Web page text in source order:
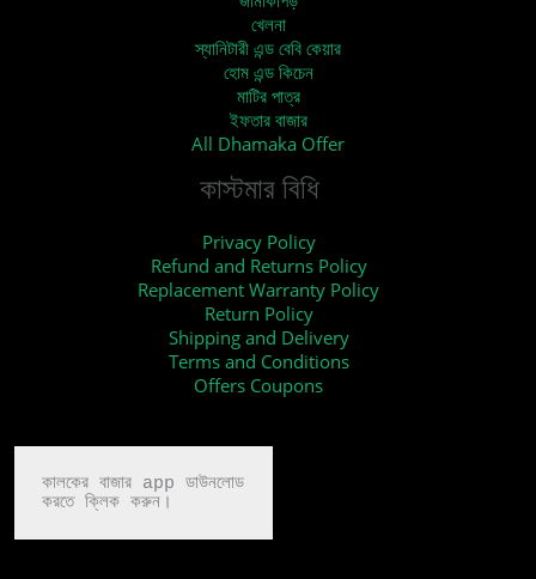
খেলনা
স্যানিটারী এন্ড বেবি কেয়ার
হোম এন্ড কিচেন
মাটির পাত্র
ইফতার বাজার
All Dhamaka Offer
কাস্টমার বিধি
Privacy Policy
Refund and Returns Policy
Replacement Warranty Policy
Return Policy
Shipping and Delivery
Terms and Conditions
Offers Coupons
কালকের বাজার app ডাউনলোড
করতে ক্লিক করুন।